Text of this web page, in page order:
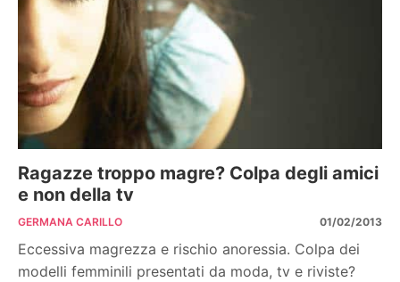
Ragazze troppo magre? Colpa degli amici
e non della tv
GERMANA CARILLO 01/02/2013
Eccessiva magrezza e rischio anoressia. Colpa dei
modelli femminili presentati da moda, tv e riviste?